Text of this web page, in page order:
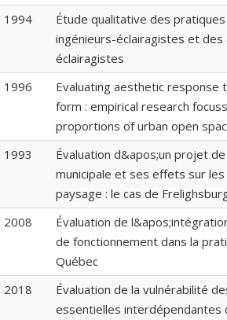
1994
Étude qualitative des
ingénieurs-éclairagistes et
éclairagistes
1996
Evaluating aesthetic response
form : empirical research
proportions of urban open
1993
Évaluation d&apos;un projet
municipale et ses effets sur
paysage : le cas de
2008
Évaluation de
de fonctionnement dans la
Québec
2018
Évaluation de la vulnérabilité
essentielles interdépendantes